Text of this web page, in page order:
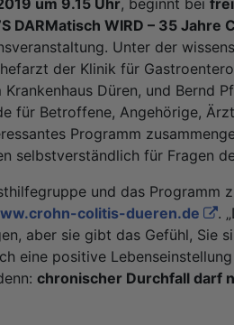
um 9.15 Uhr, beginnt bei
DARMatisch WIRD – 35 Jahre
Unter der
der Klinik für
Düren, und Bernd
für Betroffene, Angehörige,
Programm
selbstverständlich für Fragen
und das Programm
colitis-dueren.de
.
aber sie gibt das Gefühl, Sie
eine positive
chronischer Durchfall darf